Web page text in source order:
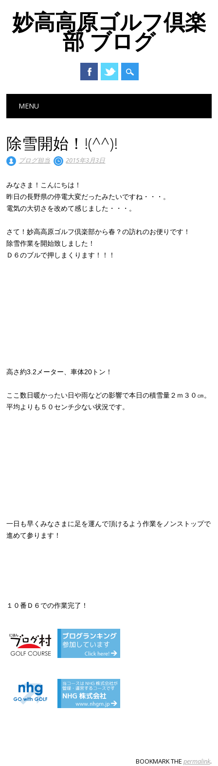
妙高高原ゴルフ倶楽
部 ブログ
Main menu
MENU
除雪開始！!(^^)!
ブログ担当 2015年3月3日
みなさま！こんにちは！
昨日の長野県の停電大変だったみたいですね・・・。
電気の大切さを改めて感じました・・・。
さて！妙高高原ゴルフ倶楽部から春？の訪れのお便りです！
除雪作業を開始致しました！
Ｄ６のブルで押しまくります！！！
高さ約3.2メーター、車体20トン！
ここ数日暖かったい日や雨などの影響で本日の積雪量２ｍ３０㎝。
平均よりも５０センチ少ない状況です。
一日も早くみなさまに足を運んで頂けるよう作業をノンストップで
進めて参ります！
１０番Ｄ６での作業完了！
BOOKMARK THE permalink.